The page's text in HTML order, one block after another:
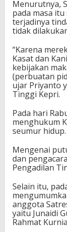
Menurutnya,
pada masa
terjadinya
tidak
“Karena
Kasat dan
kebijakan
(perbuatan
ujar Priyanto
Tinggi Kepri.
Pada hari
menghukum
seumur hidup.
Mengenai
dan
Pengadilan
Selain itu,
anggota
yaitu Junaidi
Rahmat